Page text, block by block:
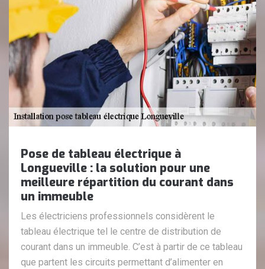
Pose de tableau électrique à
Longueville : la solution pour une
meilleure répartition du courant dans
un immeuble
Les électriciens professionnels considèrent le
tableau électrique tel le centre de distribution de
courant dans un immeuble. C’est à partir de ce tableau
que partent les circuits permettant d’alimenter en